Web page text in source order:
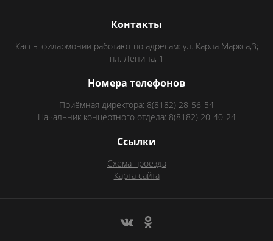
Контакты
Кассы филармонии работают по адресам: ул. Карла Маркса,3;
пл. Ленина, 1
Номера телефонов
Приёмная директора: 8(8182) 28-56-54
Начальник концертного отдела: 8(8182) 20-40-24
Ссылки
Схема проезда
Карта сайта